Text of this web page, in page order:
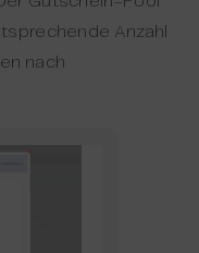
Anzahl
nach